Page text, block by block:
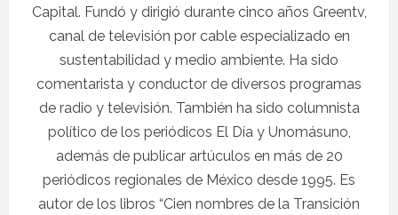
Capital. Fundó y dirigió durante cinco años Greentv,
canal de televisión por cable especializado en
sustentabilidad y medio ambiente. Ha sido
comentarista y conductor de diversos programas
de radio y televisión. También ha sido columnista
político de los periódicos El Día y Unomásuno,
además de publicar artúculos en más de 20
periódicos regionales de México desde 1995. Es
autor de los libros “Cien nombres de la Transición